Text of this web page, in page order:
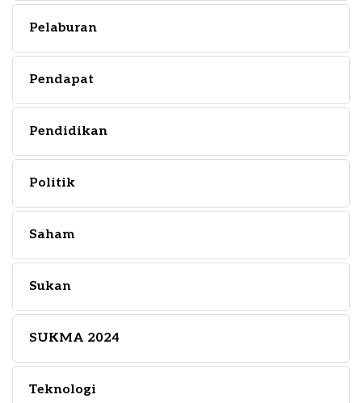
Pelaburan
Pendapat
Pendidikan
Politik
Saham
Sukan
SUKMA 2024
Teknologi